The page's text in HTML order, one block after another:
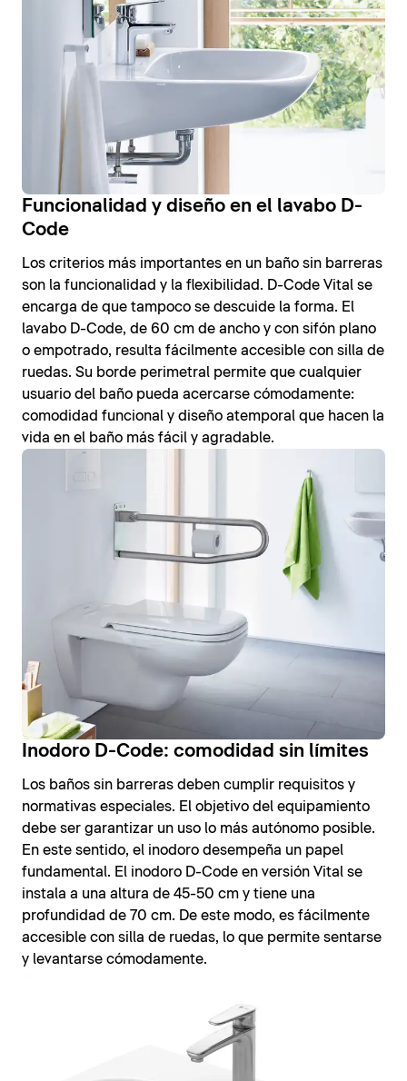
Funcionalidad y diseño en el lavabo D-
Code
Los criterios más importantes en un baño sin barreras
son la funcionalidad y la flexibilidad. D-Code Vital se
encarga de que tampoco se descuide la forma. El
lavabo D-Code, de 60 cm de ancho y con sifón plano
o empotrado, resulta fácilmente accesible con silla de
ruedas. Su borde perimetral permite que cualquier
usuario del baño pueda acercarse cómodamente:
comodidad funcional y diseño atemporal que hacen la
vida en el baño más fácil y agradable.
Inodoro D-Code: comodidad sin límites
Los baños sin barreras deben cumplir requisitos y
normativas especiales. El objetivo del equipamiento
debe ser garantizar un uso lo más autónomo posible.
En este sentido, el inodoro desempeña un papel
fundamental. El inodoro D-Code en versión Vital se
instala a una altura de 45-50 cm y tiene una
profundidad de 70 cm. De este modo, es fácilmente
accesible con silla de ruedas, lo que permite sentarse
y levantarse cómodamente.